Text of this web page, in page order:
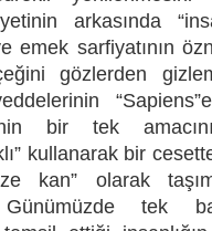
arkasında
emek sarfiyatının
gözlerden
bir tek
kullanarak bir
kan” olarak
tek